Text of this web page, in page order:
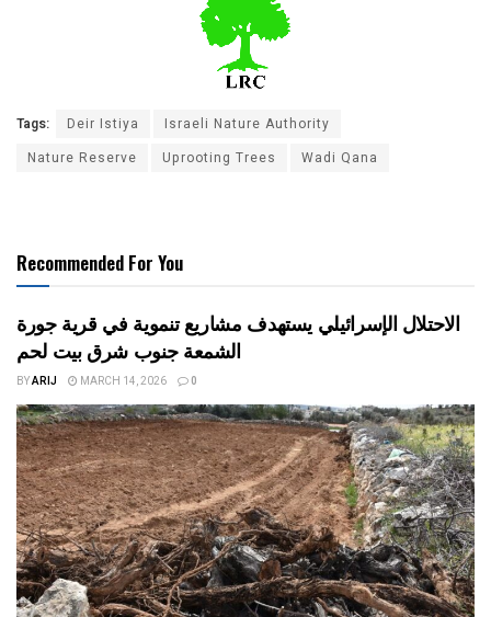
Tags: Deir Istiya
Israeli Nature Authority
Nature Reserve
Uprooting Trees Wadi Qana
Recommended For You
الاحتلال الإسرائيلي يستهدف مشاريع تنموية في قرية جورة
الشمعة جنوب شرق بيت لحم
BYARIJ MARCH 14, 2026 0